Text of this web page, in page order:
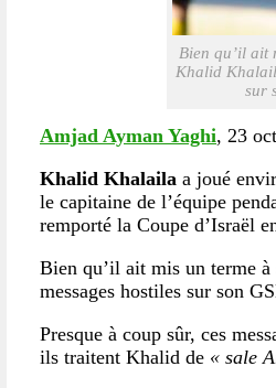
Bien qu’il ait
Khalid
sur
Amjad Ayman Yaghi, 23
Khalid Khalaila a joué
le capitaine de l’équipe
remporté la Coupe d’Israël
Bien qu’il ait mis un terme
messages hostiles sur son
Presque à coup sûr, ces
ils traitent Khalid de « sale